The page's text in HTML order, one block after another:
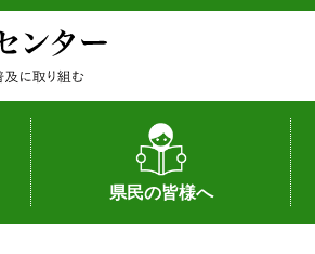
県民の皆様へ
作物や園芸に関する新技術
畜産に関する新技術
森林林業に関する新技術
病害虫に関する新技術
食品加工に関する新技術
水産に関する新技術
作物や園芸に関する豆知識
病害虫に関する豆知識
畜産に関する豆知識
水産に関する豆知識
バイテク・農業環境・機械関係
食品加工に関する豆知識
森林林業に関する豆知識